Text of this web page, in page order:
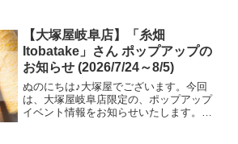
【大塚屋岐阜店】「糸畑
Itobatake」さん ポップアップの
お知らせ (2026/7/24～8/5)
ぬのにちは♪大塚屋でございます。今回
は、大塚屋岐阜店限定の、ポップアップ
イベント情報をお知らせいたします。お